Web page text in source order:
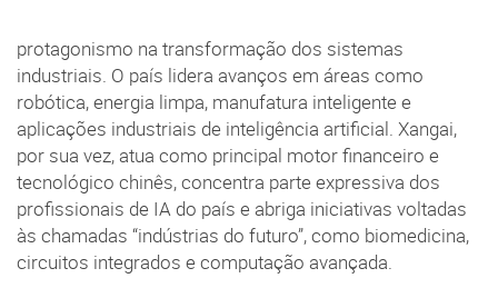
protagonismo na transformação dos sistemas
industriais. O país lidera avanços em áreas como
robótica, energia limpa, manufatura inteligente e
aplicações industriais de inteligência artificial. Xangai,
por sua vez, atua como principal motor financeiro e
tecnológico chinês, concentra parte expressiva dos
profissionais de IA do país e abriga iniciativas voltadas
às chamadas “indústrias do futuro”, como biomedicina,
circuitos integrados e computação avançada.